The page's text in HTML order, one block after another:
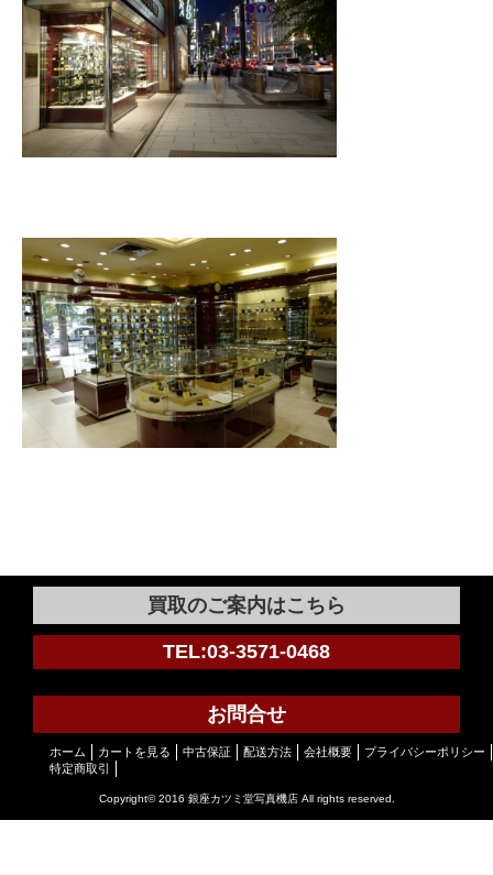
買取のご案内はこちら
TEL:03-3571-0468
お問合せ
ホーム カートを見る 中古保証 配送方法 会社概要
プライバシーポリシー
特定商取引
Copyright© 2016 銀座カツミ堂写真機店 All rights reserved.